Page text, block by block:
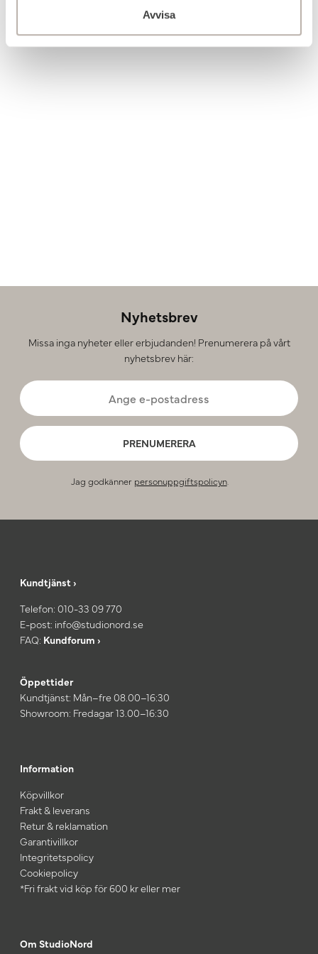
Avvisa
Nyhetsbrev
Missa inga nyheter eller erbjudanden! Prenumerera på vårt
nyhetsbrev här:
PRENUMERERA
Jag godkänner personuppgiftspolicyn.
Kundtjänst ›
Telefon: 010-33 09 770
E-post: info@studionord.se
FAQ: Kundforum ›
Öppettider
Kundtjänst: Mån–fre 08.00–16:30
Showroom: Fredagar 13.00–16:30
Information
Köpvillkor
Frakt & leverans
Retur & reklamation
Garantivillkor
Integritetspolicy
Cookiepolicy
*Fri frakt vid köp för 600 kr eller mer
Om StudioNord